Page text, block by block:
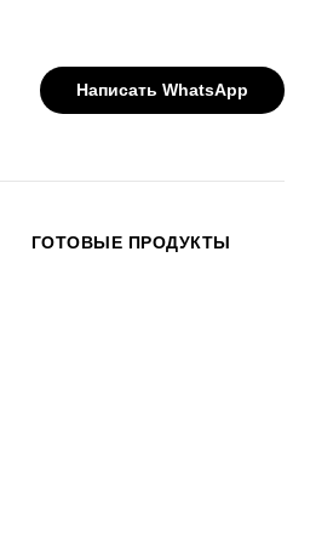
Написать WhatsApp
ГОТОВЫЕ ПРОДУКТЫ